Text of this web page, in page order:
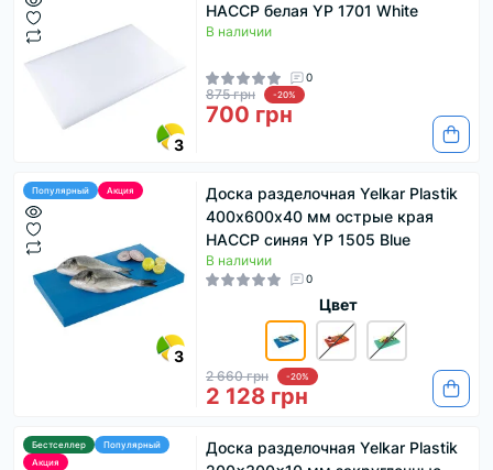
3
HACCP белая YP 1701 White
В наличии
0
875 грн -20%
700 грн
Популярный Акция
3
Доска разделочная Yelkar Plastik
400х600х40 мм острые края
HACCP синяя YP 1505 Blue
В наличии
0
Цвет
2 660 грн -20%
2 128 грн
Бестселлер
Популярный
Акция
Доска разделочная Yelkar Plastik